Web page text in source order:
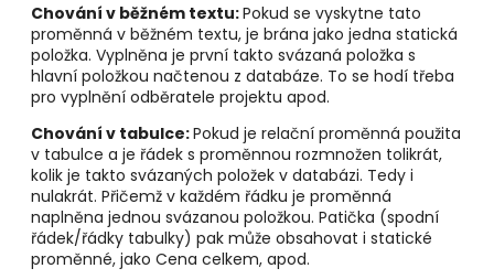
Chování v běžném textu:Pokud se vyskytne tato
proměnná v běžném textu, je brána jako jedna statická
položka. Vyplněna je první takto svázaná položka s
hlavní položkou načtenou z databáze. To se hodí třeba
pro vyplnění odběratele projektu apod.
Chování v tabulce:Pokud je relační proměnná použita
v tabulce a je řádek s proměnnou rozmnožen tolikrát,
kolik je takto svázaných položek v databázi. Tedy i
nulakrát. Přičemž v každém řádku je proměnná
naplněna jednou svázanou položkou. Patička (spodní
řádek/řádky tabulky) pak může obsahovat i statické
proměnné, jako Cena celkem, apod.